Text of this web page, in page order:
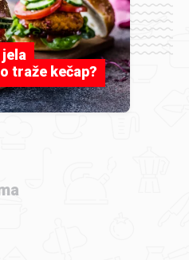
traže kečap?